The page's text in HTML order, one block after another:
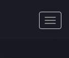
Toggle